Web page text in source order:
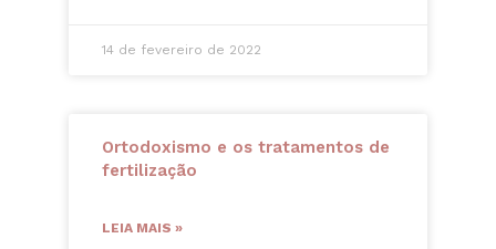
14 de fevereiro de 2022
Ortodoxismo e os tratamentos de
fertilização
LEIA MAIS »